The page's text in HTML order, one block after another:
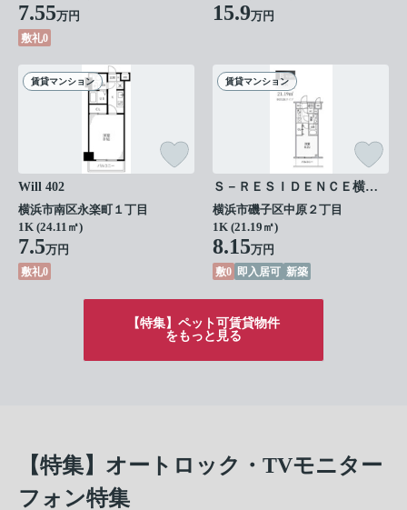
7.55万円
敷礼0
15.9万円
賃貸マンション
Will 402
横浜市南区永楽町１丁目
1K (24.11㎡)
7.5万円
敷礼0
賃貸マンション
Ｓ－ＲＥＳＩＤＥＮＣＥ横濱磯子ａｌｉｚｅ 103
横浜市磯子区中原２丁目
1K (21.19㎡)
8.15万円
敷0 即入居可 新築
【特集】ペット可賃貸物件
をもっと見る
【特集】オートロック・TVモニター
フォン特集